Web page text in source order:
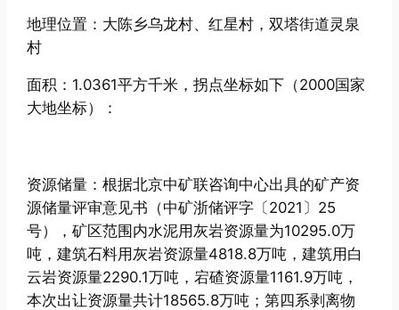
地理位置：大陈乡乌龙村、红星村，双塔街道灵泉
村
面积：1.0361平方千米，拐点坐标如下（2000国家
大地坐标）：
资源储量：根据北京中矿联咨询中心出具的矿产资
源储量评审意见书（中矿浙储评字〔2021〕25
号），矿区范围内水泥用灰岩资源量为10295.0万
吨，建筑石料用灰岩资源量4818.8万吨，建筑用白
云岩资源量2290.1万吨，宕碴资源量1161.9万吨，
本次出让资源量共计18565.8万吨；第四系剥离物